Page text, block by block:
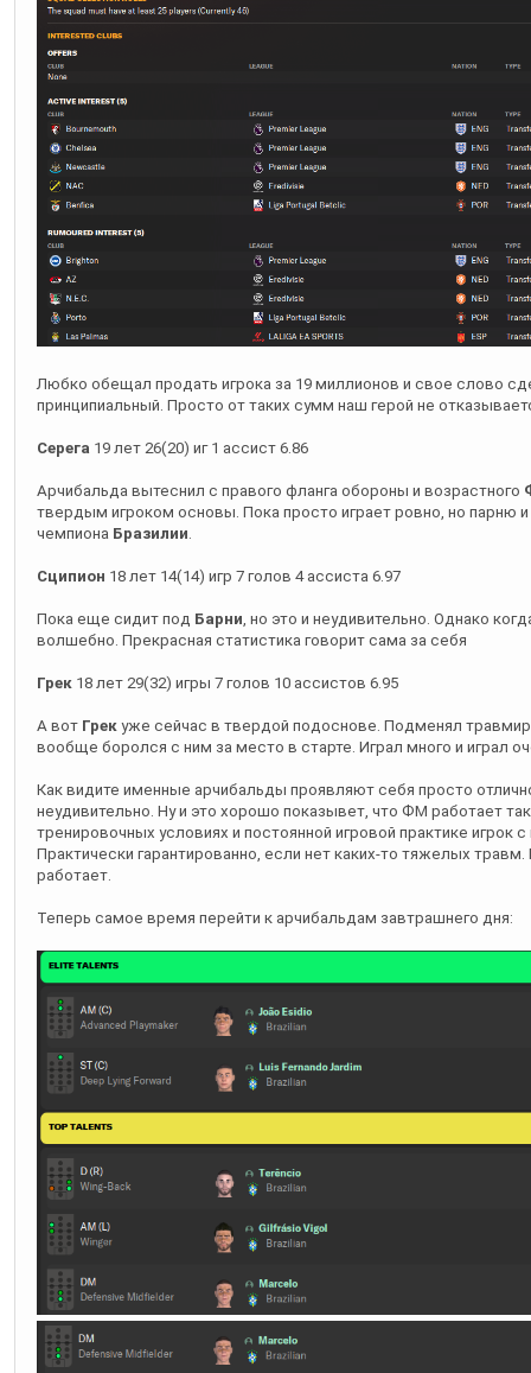
Любко обещал продать игрока за 19 миллионов и свое слово
принципиальный. Просто от таких сумм наш герой не
Серега 19 лет 26(20) иг 1 ассист 6.86
Арчибальда вытеснил с правого фланга обороны и возрастного
твердым игроком основы. Пока просто играет ровно, но парню и
чемпиона Бразилии
Сципион 18 лет 14(14) игр 7 голов 4 ассиста 6.97
Пока еще сидит под Барни , но это и неудивительно. Однако
волшебно. Прекрасная статистика говорит сама за себя
Грек 18 лет 29(32) игры 7 голов 10 ассистов 6.95
А вот Грек уже сейчас в твердой подоснове. Подменял
вообще боролся с ним за место в старте. Играл много и играл
Как видите именные арчибальды проявляют себя просто
неудивительно. Ну и это хорошо показывет, что ФМ работает
тренировочных условиях и постоянной игровой практике игрок
Практически гарантированно, если нет каких-то тяжелых
работает.
Теперь самое время перейти к арчибальдам завтрашнего дня: